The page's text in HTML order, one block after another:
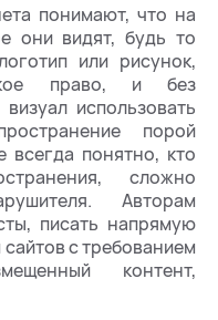
понимают, что на
они видят, будь то
или рисунок,
право, и без
использовать
порой
всегда понятно, кто
сложно
Авторам
писать напрямую
с требованием
контент,